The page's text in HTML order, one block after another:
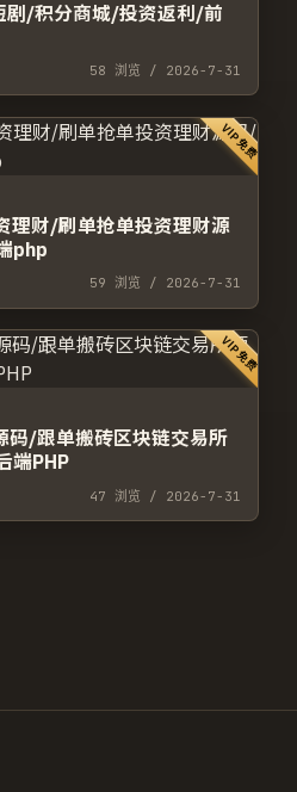
/积分商城/投资返利/前
58 浏览 / 2026-7-31
VIP免费
理财/刷单抢单投资理财源
php
59 浏览 / 2026-7-31
VIP免费
码/跟单搬砖区块链交易所
端PHP
47 浏览 / 2026-7-31